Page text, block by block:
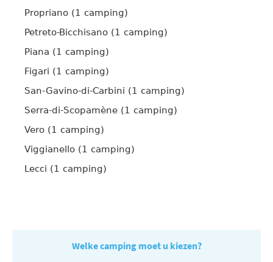
Propriano (1 camping)
Petreto-Bicchisano (1 camping)
Piana (1 camping)
Figari (1 camping)
San-Gavino-di-Carbini (1 camping)
Serra-di-Scopamène (1 camping)
Vero (1 camping)
Viggianello (1 camping)
Lecci (1 camping)
Welke camping moet u kiezen?